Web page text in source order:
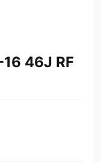
46J RF